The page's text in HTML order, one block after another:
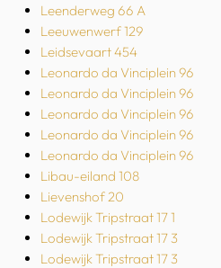
Leenderweg 66 A
Leeuwenwerf 129
Leidsevaart 454
Leonardo da Vinciplein 96
Leonardo da Vinciplein 96
Leonardo da Vinciplein 96
Leonardo da Vinciplein 96
Leonardo da Vinciplein 96
Libau-eiland 108
Lievenshof 20
Lodewijk Tripstraat 17 1
Lodewijk Tripstraat 17 3
Lodewijk Tripstraat 17 3